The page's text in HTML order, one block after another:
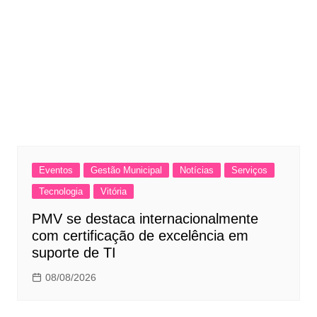
Eventos Gestão Municipal Notícias
Serviços
Tecnologia
Vitória
PMV se destaca internacionalmente
com certificação de excelência em
suporte de TI
08/08/2026